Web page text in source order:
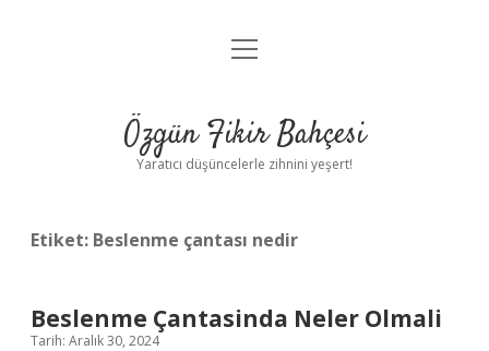
Anasayfa
Yasal Uyarı
menüyü
Özgün Fikir Bahçesi
Yaratıcı düşüncelerle zihnini yeşert!
Etiket: Beslenme çantası nedir
Beslenme Çantasinda Neler Olmali
Tarih: Aralık 30, 2024